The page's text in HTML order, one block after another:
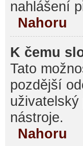
nahlášení
Nahoru
K čemu
Tato
pozdější
nástroje.
Nahoru